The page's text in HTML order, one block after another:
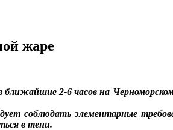
жаре
2-6 часов на
соблюдать элементарные
в тени.